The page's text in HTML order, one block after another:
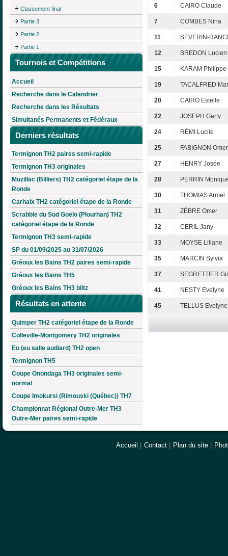
Classement final
Partie 3
Partie 2
Partie 1
Tournois et Compétitions
Accueil
Recherche dans le Calendrier
Recherche dans les Résultats
Simultanés Permanents et Fédéraux
Derniers résultats
Termignon TH2 paires semi-rapide
Termignon TH3 originales
Muzillac (Billiers) TH2 catégoriel étape de la
Ronde
Carhaix TH2 catégoriel étape de la Ronde
Scrabble du Sud Goëlo (Plourhan) TH2
catégoriel étape de la Ronde
Termignon TH3 semi-rapide
SP du 01/09/2025 au 31/07/2026
Gréoux les Bains TH2 paires semi-rapide
Gréoux les Bains TH5
Gréoux les Bains TH3 blitz
Résultats en attente
Quimper TH2 catégoriel étape de la Ronde
Colleville-Montgomery TH2 originales
Eu (eu salle audiard) TH2 open
Termignon TH5
Coupe Onondaga TH3 originales semi-
normal
Coupe Imokursi (Rimouski (Québec)) TH7
Championnat Régional Outre-Mer TH3
Outre-Mer paires semi-rapide
6 CAIRO Claude
7 COMBES Nina
11 SEVERIN-
12 BREDON Lucien
15 KARAM Philippe
19 TACALFRED
20 CAIRO Estelle
22 JOSEPH Gerty
24 RÉMI Lucile
25 FABIGNON Omer
27 HENRY Josée
28 PERRIN
30 THOMIAS Armel
31 ZÈBRE Omer
32 CERIL Jany
33 MOYSE Liliane
35 MARCIN Sylvia
37 SEGRETTIER
41 NESTY Evelyne
45 TELLUS Evelyne
Accueil Contact Plan du site